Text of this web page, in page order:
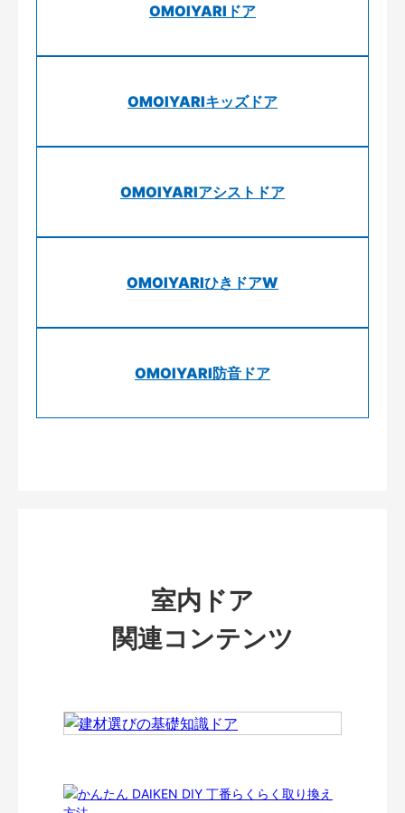
OMOIYARIドア
OMOIYARIキッズドア
OMOIYARIアシストドア
OMOIYARIひきドアW
OMOIYARI防音ドア
室内ドア
関連コンテンツ